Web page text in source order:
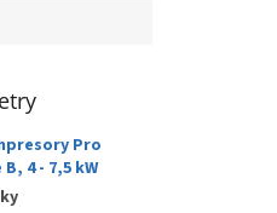
Pro
B, 4 - 7,5 kW